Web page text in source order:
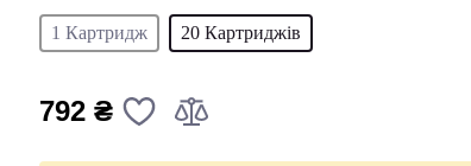
1 Картридж 20 Картриджів
792 ₴